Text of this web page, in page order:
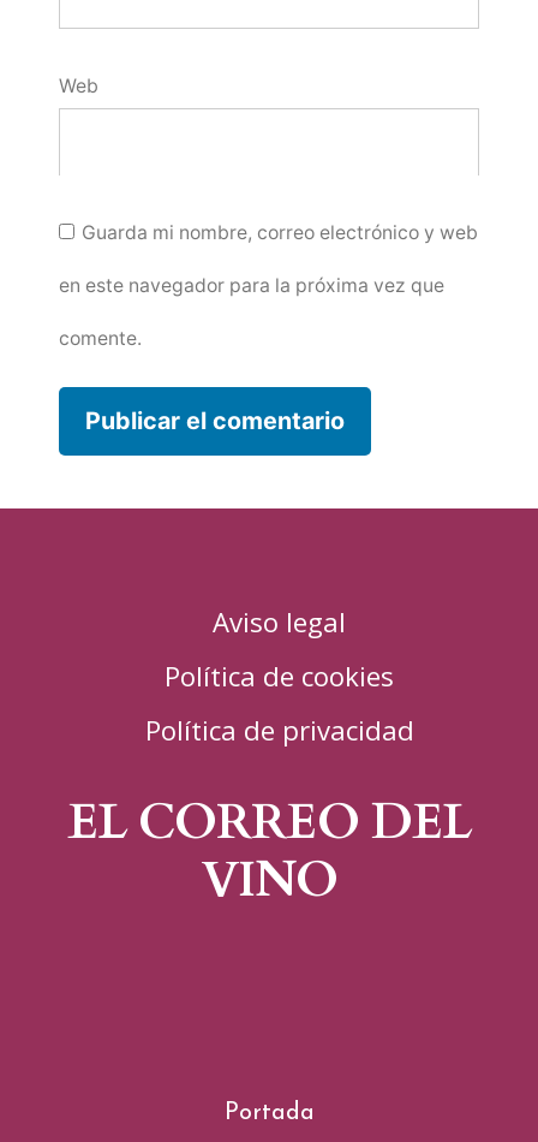
Web
Guarda mi nombre, correo electrónico y web
en este navegador para la próxima vez que
comente.
Aviso legal
Política de cookies
Política de privacidad
EL CORREO DEL
VINO
Portada